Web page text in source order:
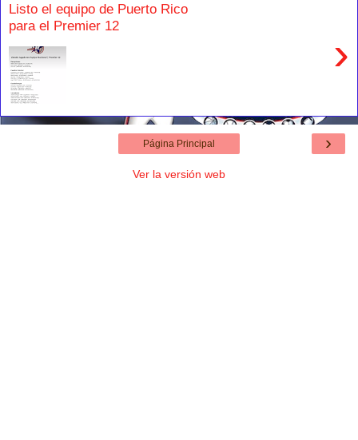
Listo el equipo de Puerto Rico
para el Premier 12
›
›
Página Principal
Ver la versión web